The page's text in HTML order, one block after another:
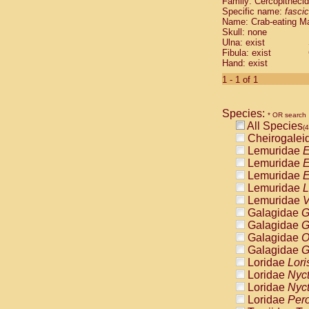
Cebidae
Cebidae
Cebidae
Cebidae
Cebidae
Cebidae
Cebidae
Cebidae
Cebidae
Cebidae
Cebidae
Cebidae
Atelidae
Atelidae
Atelidae
Atelidae
Atelidae
Atelidae
Atelidae
Atelidae
Atelidae
Atelidae
Pitheciidae
Specific name:
Name: Crab-eating
Skull: none
Ulna: exist
Fibula: exist
Hand: exist
1 - 1 of 1
Species: * OR search
All Species
Lemuridae
Lemuridae
Lemuridae
Lemuridae
Lemuridae
Galagidae
Galagidae
Galagidae
Galagidae
Loridae
Loridae
Loridae
Loridae